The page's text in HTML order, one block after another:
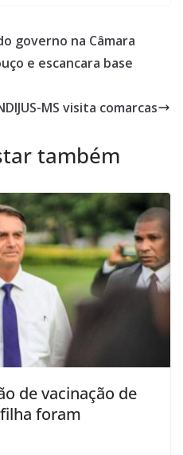
governo na Câmara
e escancara base
MS visita comarcas
também
de vacinação de
foram